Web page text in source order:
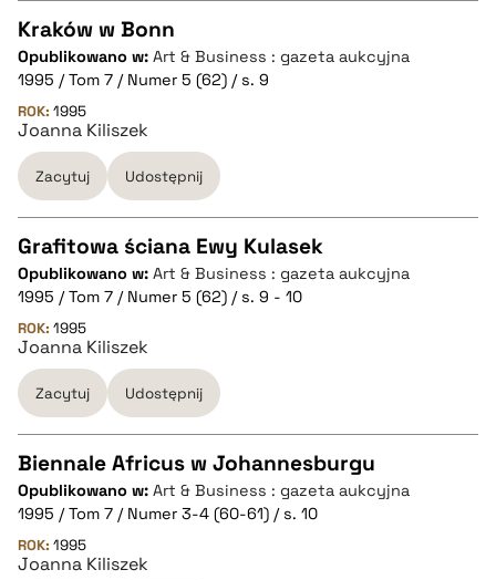
pobierz cytat
CZYSTY TEKST
pobierz cytat
BIBTEX
pobierz cytat
Kraków w Bonn
Opublikowano w: Art & Business : gazeta aukcyjna
1995 / Tom 7 / Numer 5 (62) / s. 9
ROK: 1995
Joanna Kiliszek
Zacytuj Udostępnij
CZYSTY TEKST
pobierz cytat
BIBTEX
pobierz cytat
Grafitowa ściana Ewy Kulasek
Opublikowano w: Art & Business : gazeta aukcyjna
1995 / Tom 7 / Numer 5 (62) / s. 9 - 10
ROK: 1995
Joanna Kiliszek
Zacytuj Udostępnij
CZYSTY TEKST
pobierz cytat
Biennale Africus w Johannesburgu
Opublikowano w: Art & Business : gazeta aukcyjna
1995 / Tom 7 / Numer 3-4 (60-61) / s. 10
ROK: 1995
Joanna Kiliszek